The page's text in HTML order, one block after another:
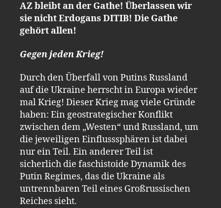
AZ bleibt an der Gathe! Überlassen wir
sie nicht Erdogans DITIB! Die Gathe
gehört allen!
Gegen jeden Krieg!
Durch den Überfall von Putins Russland
auf die Ukraine herrscht in Europa wieder
mal Krieg! Dieser Krieg mag viele Gründe
haben: Ein geostrategischer Konflikt
zwischen dem „Westen“ und Russland, um
die jeweiligen Einflusssphären ist dabei
nur ein Teil. Ein anderer Teil ist
sicherlich die faschistoide Dynamik des
Putin Regimes, das die Ukraine als
untrennbaren Teil eines Großrussischen
Reiches sieht.